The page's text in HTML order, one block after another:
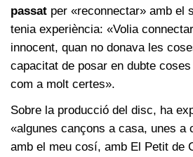
passat per «reconnectar» amb el
tenia experiència: «Volia
innocent, quan no donava les
capacitat de posar en dubte
com a molt certes».
Sobre la producció del disc, ha
«algunes cançons a casa, unes a
amb el meu cosí, amb El Petit de